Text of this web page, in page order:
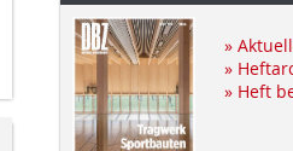
»
»
» Heft